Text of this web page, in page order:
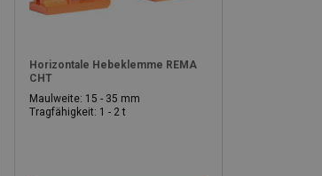
Horizontale Hebeklemme REMA
CHT
Maulweite: 15 - 35 mm
Tragfähigkeit: 1 - 2 t